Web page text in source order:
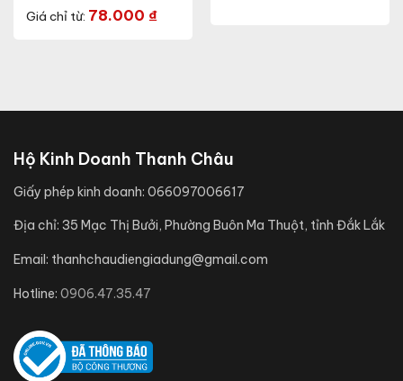
Giá chỉ từ: 78.000 ₫
Hộ Kinh Doanh Thanh Châu
Giấy phép kinh doanh: 066097006617
Địa chỉ: 35 Mạc Thị Bưởi, Phường Buôn Ma Thuột, tỉnh Đắk Lắk
Email: thanhchaudiengiadung@gmail.com
Hotline: 0906.47.35.47